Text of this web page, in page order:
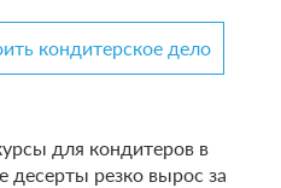
кондитерское дело
для кондитеров в
десерты резко вырос за